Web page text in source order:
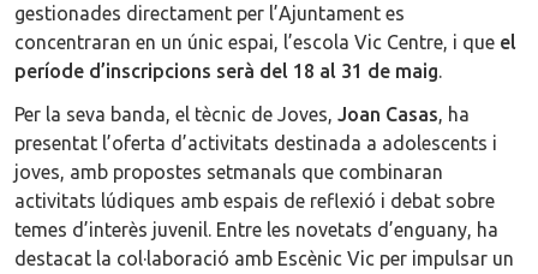
gestionades directament per l’Ajuntament es
concentraran en un únic espai, l’escola Vic Centre, i que el
període d’inscripcions serà del 18 al 31 de maig
Per la seva banda, el tècnic de Joves, Joan Casas , ha
presentat l’oferta d’activitats destinada a adolescents i
joves, amb propostes setmanals que combinaran
activitats lúdiques amb espais de reflexió i debat sobre
temes d’interès juvenil. Entre les novetats d’enguany, ha
destacat la col·laboració amb Escènic Vic per impulsar un